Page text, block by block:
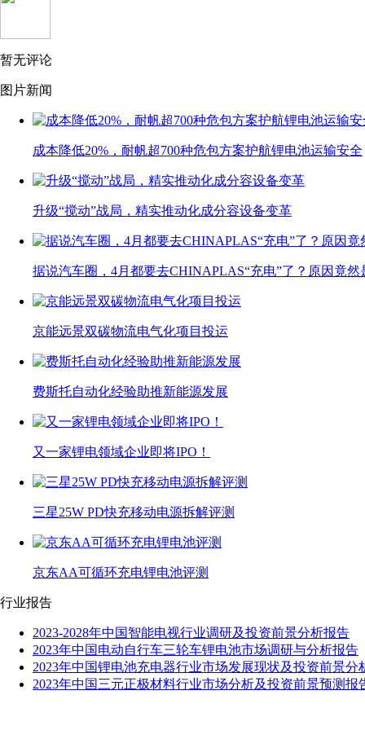
暂无评论
图片新闻
成本降低20%，耐帆超700种危包方案护航锂电池运输安全
升级“搅动”战局，精实推动化成分容设备变革
据说汽车圈，4月都要去CHINAPLAS“充电”了？原因竟
京能远景双碳物流电气化项目投运
费斯托自动化经验助推新能源发展
又一家锂电领域企业即将IPO！
三星25W PD快充移动电源拆解评测
京东AA可循环充电锂电池评测
行业报告
2023-2028年中国智能电视行业调研及投资前景分析报告
2023年中国电动自行车三轮车锂电池市场调研与分析报告
2023年中国锂电池充电器行业市场发展现状及投资前景分
2023年中国三元正极材料行业市场分析及投资前景预测报